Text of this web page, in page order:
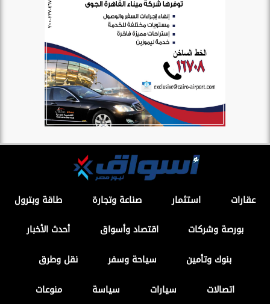
عقارات استثمار صناعة وتجارة
طاقة وبترول
بورصة وشركات
اقتصاد وأسواق
أحدث الأخبار
بنوك وتأمين
سياحة وسفر
نقل وطرق
اتصالات
سيارات سياسة منوعات